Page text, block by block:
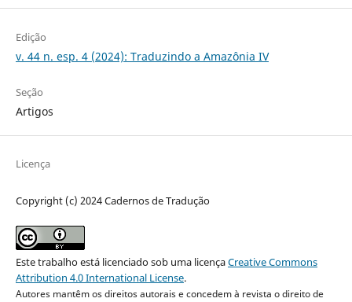
Edição
v. 44 n. esp. 4 (2024): Traduzindo a Amazônia IV
Seção
Artigos
Licença
Copyright (c) 2024 Cadernos de Tradução
Este trabalho está licenciado sob uma licençaCreative Commons
Attribution 4.0 International License.
Autores mantêm os direitos autorais e concedem à revista o direito de